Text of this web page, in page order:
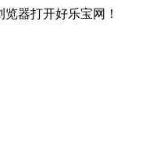
器打开好乐宝网！